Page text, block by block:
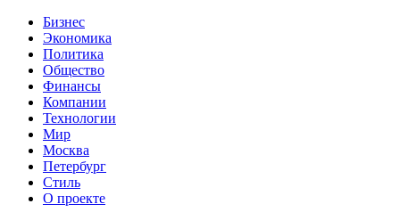
Бизнес
Экономика
Политика
Общество
Финансы
Компании
Технологии
Мир
Москва
Петербург
Стиль
О проекте